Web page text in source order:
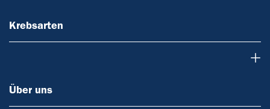
Krebsarten
Über uns